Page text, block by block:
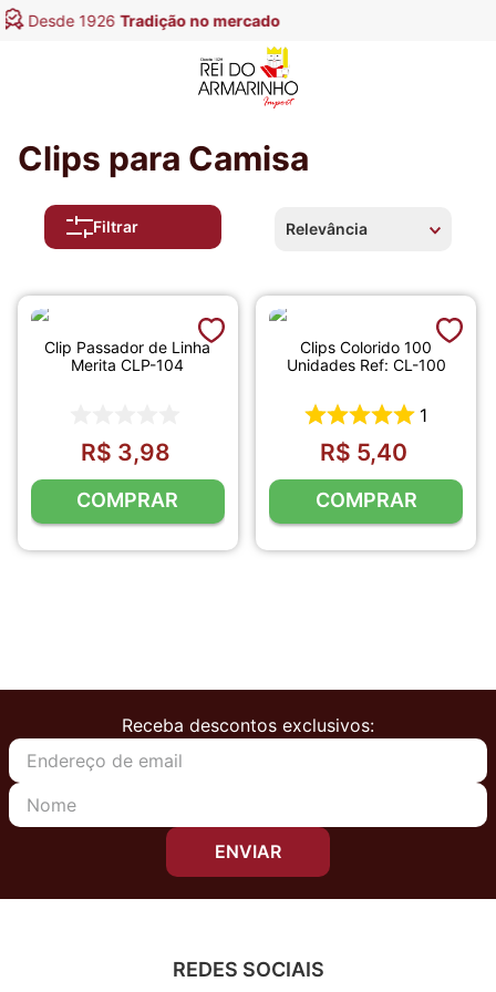
Clips para Camisa
Filtrar Relevância
Clip Passador de Linha
Merita CLP-104
R$ 3,98
COMPRAR
Clips Colorido 100
Unidades Ref: CL-100
1
R$ 5,40
COMPRAR
Receba descontos exclusivos:
ENVIAR
REDES SOCIAIS